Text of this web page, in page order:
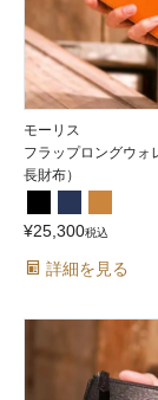
モーリス
フラップロングウォ
長財布）
¥25,300税込
詳細を見る